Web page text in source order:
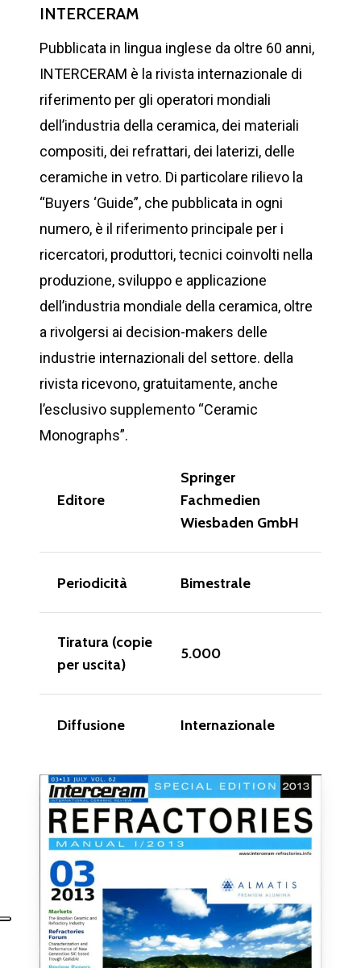
INTERCERAM
Pubblicata in lingua inglese da oltre 60 anni,
INTERCERAM è la rivista internazionale di
riferimento per gli operatori mondiali
dell’industria della ceramica, dei materiali
compositi, dei refrattari, dei laterizi, delle
ceramiche in vetro. Di particolare rilievo la
“Buyers ‘Guide”, che pubblicata in ogni
numero, è il riferimento principale per i
ricercatori, produttori, tecnici coinvolti nella
produzione, sviluppo e applicazione
dell’industria mondiale della ceramica, oltre
a rivolgersi ai decision-makers delle
industrie internazionali del settore. della
rivista ricevono, gratuitamente, anche
l’esclusivo supplemento “Ceramic
Monographs”.
Editore
Springer
Fachmedien
Wiesbaden GmbH
Periodicità Bimestrale
Tiratura (copie
per uscita)
5.000
Diffusione Internazionale